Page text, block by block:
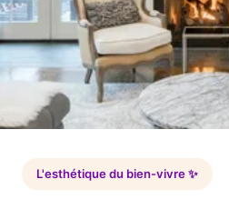
L'esthétique du bien-vivre ✨